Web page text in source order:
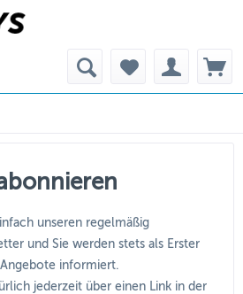
unseren regelmäßig
und Sie werden stets als Erster
informiert.
jederzeit über einen Link in der